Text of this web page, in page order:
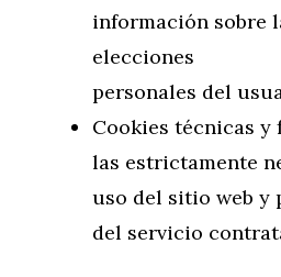
información sobre
elecciones
personales del
Cookies técnicas y
las estrictamente
uso del sitio web y
del servicio